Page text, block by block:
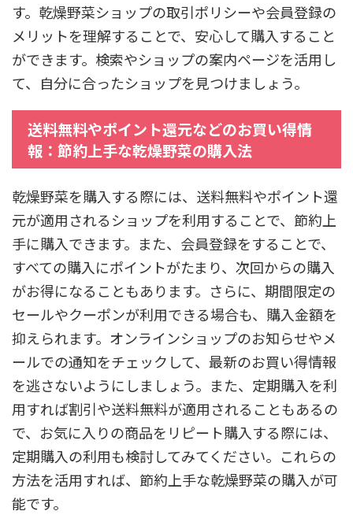
す。乾燥野菜ショップの取引ポリシーや会員登録の
メリットを理解することで、安心して購入すること
ができます。検索やショップの案内ページを活用し
て、自分に合ったショップを見つけましょう。
送料無料やポイント還元などのお買い得情
報：節約上手な乾燥野菜の購入法
乾燥野菜を購入する際には、送料無料やポイント還
元が適用されるショップを利用することで、節約上
手に購入できます。また、会員登録をすることで、
すべての購入にポイントがたまり、次回からの購入
がお得になることもあります。さらに、期間限定の
セールやクーポンが利用できる場合も、購入金額を
抑えられます。オンラインショップのお知らせやメ
ールでの通知をチェックして、最新のお買い得情報
を逃さないようにしましょう。また、定期購入を利
用すれば割引や送料無料が適用されることもあるの
で、お気に入りの商品をリピート購入する際には、
定期購入の利用も検討してみてください。これらの
方法を活用すれば、節約上手な乾燥野菜の購入が可
能です。